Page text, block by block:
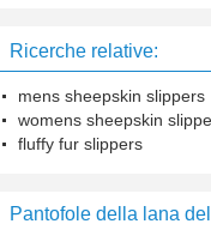
Ricerche relative:
mens sheepskin slippers
womens sheepskin
fluffy fur slippers
Pantofole della lana